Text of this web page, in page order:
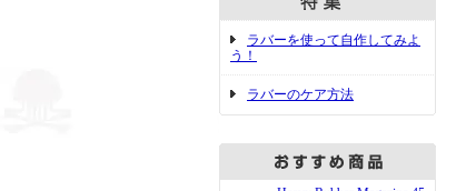
ラバーを使って自作してみよ
う！
ラバーのケア方法